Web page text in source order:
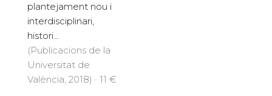
plantejament nou i
interdisciplinari,
histori...
(Publicacions de la
Universitat de
València, 2018) · 11 €